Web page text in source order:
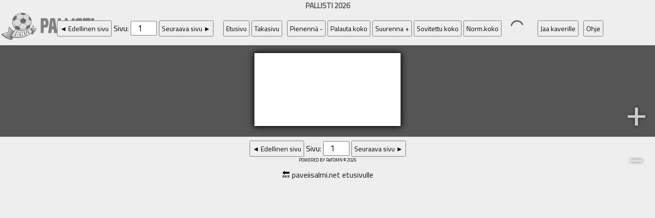
PALLISTI 2026
◄ Edellinen sivu Sivu: Seuraava sivu ► Etusivu Takasivu Pienennä - Palauta koko Suurenna + Sovitettu koko Norm.koko Jaa kaverille Ohje
+
-
◄ Edellinen sivu Sivu: Seuraava sivu ►
POWERED BY ReTOMN © 2026
🔙 paveiisalmi.net etusivulle